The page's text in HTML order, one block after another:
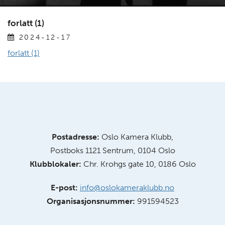
forlatt (1)
2024-12-17
forlatt (1)
Postadresse: Oslo Kamera Klubb,
Postboks 1121 Sentrum, 0104 Oslo
Klubblokaler: Chr. Krohgs gate 10, 0186 Oslo
E-post: info@oslokameraklubb.no
Organisasjonsnummer: 991594523